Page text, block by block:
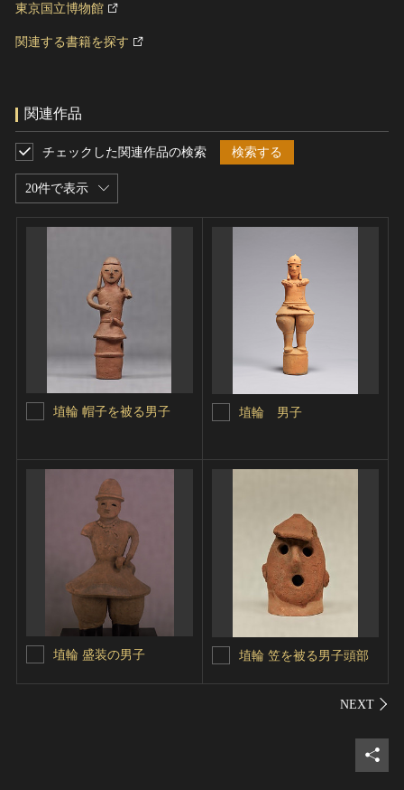
東京国立博物館
関連する書籍を探す
関連作品
20件で表示
チェックした関連作品の検索 検索する
埴輪 帽子を被る男子 埴輪 男子
埴輪 盛装の男子 埴輪 笠を被る男子頭部
シェ